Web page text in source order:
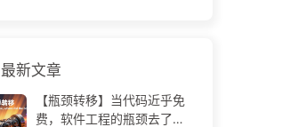
最新文章
【瓶颈转移】当代码近乎免
费，软件工程的瓶颈去了哪